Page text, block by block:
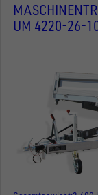
UM 4220-26-